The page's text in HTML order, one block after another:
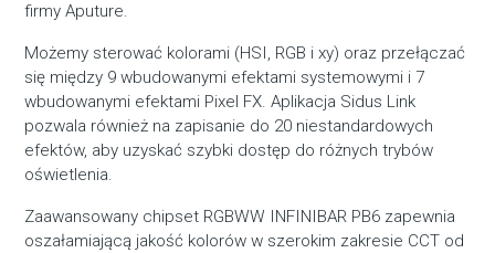
firmy Aputure.
Możemy sterować kolorami (HSI, RGB i xy) oraz przełączać
się między 9 wbudowanymi efektami systemowymi i 7
wbudowanymi efektami Pixel FX. Aplikacja Sidus Link
pozwala również na zapisanie do 20 niestandardowych
efektów, aby uzyskać szybki dostęp do różnych trybów
oświetlenia.
Zaawansowany chipset RGBWW INFINIBAR PB6 zapewnia
oszałamiającą jakość kolorów w szerokim zakresie CCT od